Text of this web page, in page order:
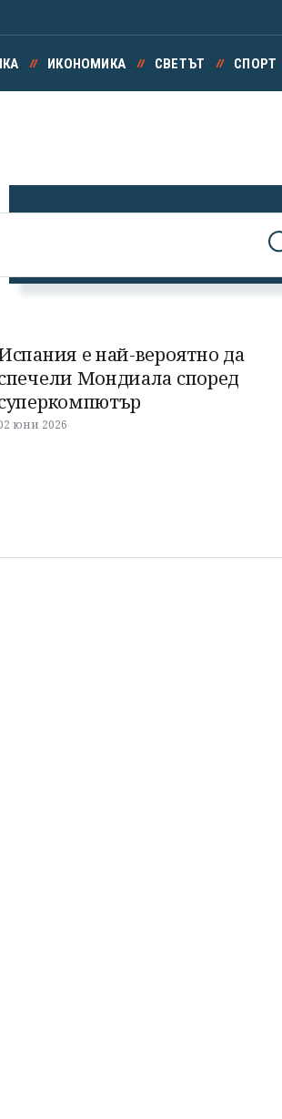
Успешно излязохте от
ИКОНОМИКА СВЕТЪТ СПОРТ
е най-вероятно да
Мондиала според
юни 2026